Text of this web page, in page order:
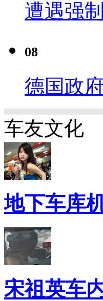
遭遇强
08
德国政
车友文化
地下车库
宋祖英车